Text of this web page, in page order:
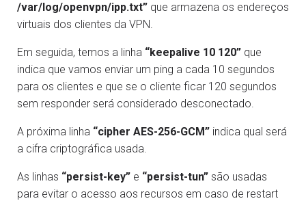
/var/log/openvpn/ipp.txt” que armazena os endereços
virtuais dos clientes da VPN.
Em seguida, temos a linha “keepalive 10 120” que
indica que vamos enviar um ping a cada 10 segundos
para os clientes e que se o cliente ficar 120 segundos
sem responder será considerado desconectado.
A próxima linha “cipher AES-256-GCM” indica qual será
a cifra criptográfica usada.
As linhas “persist-key” e “persist-tun” são usadas
para evitar o acesso aos recursos em caso de restart